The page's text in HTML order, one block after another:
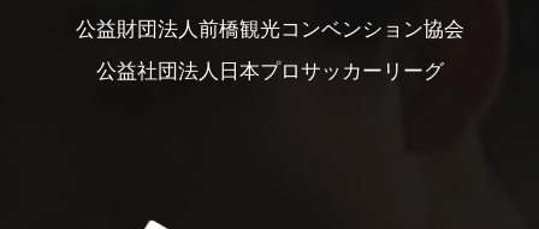
公益財団法人前橋観光コンベンション協会
公益社団法人日本プロサッカーリーグ